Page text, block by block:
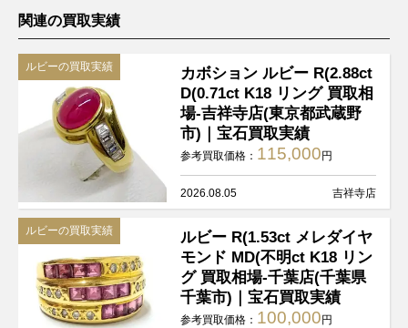
関連の買取実績
ルビーの買取実績
カボション ルビー R(2.88ct
D(0.71ct K18 リング 買取相
場-吉祥寺店(東京都武蔵野
市)｜宝石買取実績
参考買取価格： 115,000円
2026.08.05 吉祥寺店
ルビーの買取実績
ルビー R(1.53ct メレダイヤ
モンド MD(不明ct K18 リン
グ 買取相場-千葉店(千葉県
千葉市)｜宝石買取実績
参考買取価格： 100,000円